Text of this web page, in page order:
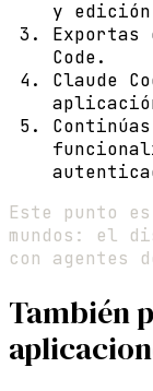
y
Exportas
Code.
Claude
Este punto
mundos: el
con agentes
También